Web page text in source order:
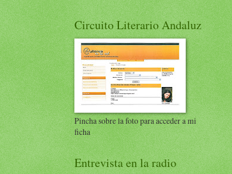
Circuito Literario Andaluz
Pincha sobre la foto para acceder a mi
ficha
Entrevista en la radio